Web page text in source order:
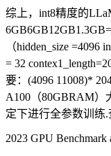
综上，int8精度的
（hidden_size =4096
= 32
要：(4096 11008)*
A100（80GBRAM）
定下进行全参数训练.
2023 GPU Benchmark